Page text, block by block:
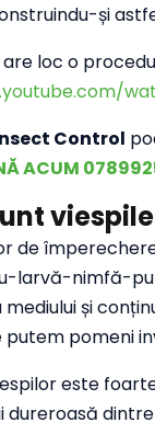
și
are loc o
Control
ACUM
de
larvă-nimfă-
și
putem pomeni
este
dureroasă